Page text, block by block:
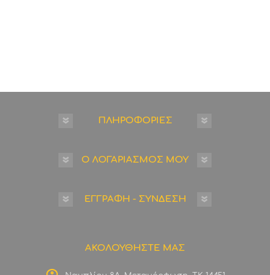
ΠΛΗΡΟΦΟΡΙΕΣ
Ο ΛΟΓΑΡΙΑΣΜΟΣ ΜΟΥ
ΕΓΓΡΑΦΗ - ΣΥΝΔΕΣΗ
ΑΚΟΛΟΥΘΗΣΤΕ ΜΑΣ